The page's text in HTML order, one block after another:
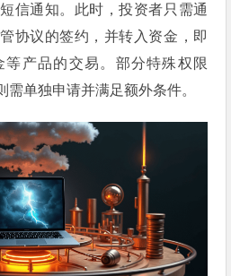
信通知。此时，投资者只需通
协议的签约，并转入资金，即
产品的交易。部分特殊权限
需单独申请并满足额外条件。